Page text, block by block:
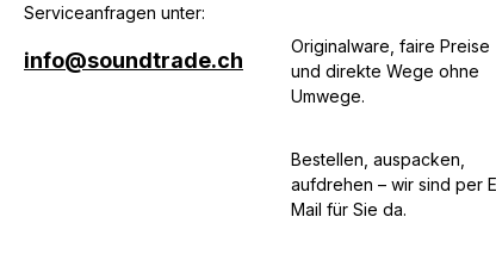
Serviceanfragen unter:
info@soundtrade.ch
Originalware, faire Preise
und direkte Wege ohne
Umwege.
Bestellen, auspacken,
aufdrehen – wir sind per
Mail für Sie da.